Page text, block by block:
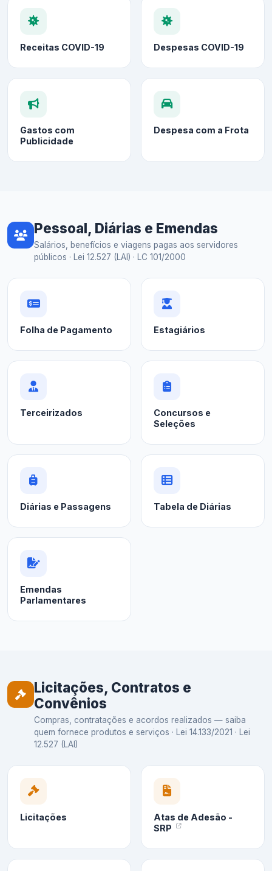
Receitas COVID-19 Despesas COVID-19
Gastos com
Publicidade
Despesa com a Frota
Pessoal, Diárias e Emendas
Salários, benefícios e viagens pagas aos servidores
públicos · Lei 12.527 (LAI) · LC 101/2000
Folha de Pagamento Estagiários
Terceirizados
Concursos e
Seleções
Diárias e Passagens Tabela de Diárias
Emendas
Parlamentares
Licitações, Contratos e
Convênios
Compras, contratações e acordos realizados — saiba
quem fornece produtos e serviços · Lei 14.133/2021 · Lei
12.527 (LAI)
Licitações
Atas de Adesão -
SRP